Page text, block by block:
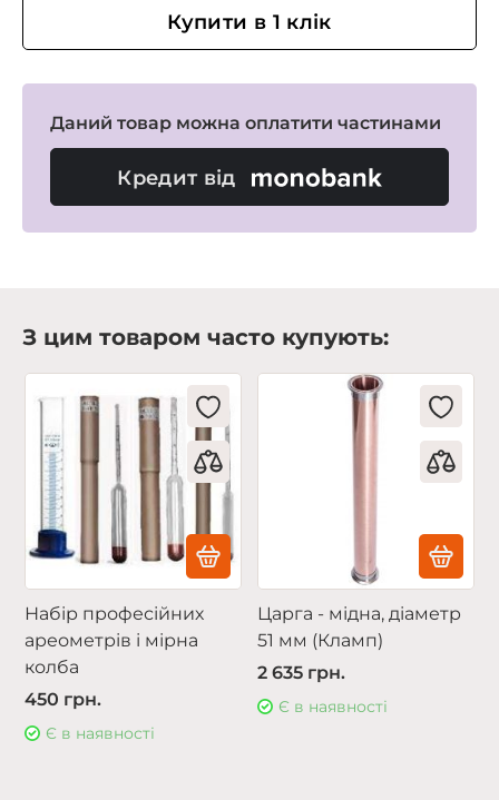
Купити в 1 клік
Даний товар можна оплатити частинами
Кредит від
З цим товаром часто купують:
Набір професійних
ареометрів і мірна
колба
450 грн.
Є в наявності
Царга - мідна, діаметр
51 мм (Кламп)
2 635 грн.
Є в наявності